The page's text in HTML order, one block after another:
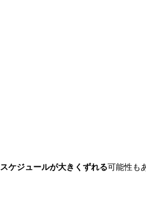
スケジュールが大きくずれる可能性も